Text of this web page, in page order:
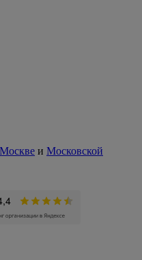
Москве и Московской